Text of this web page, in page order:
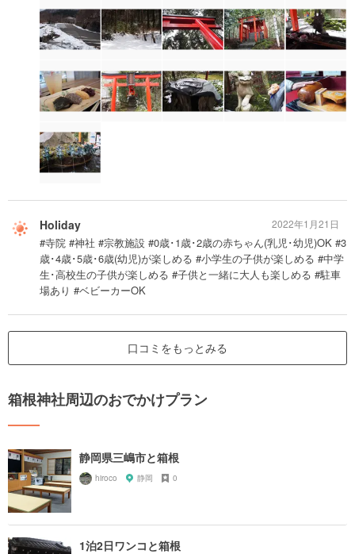
Holiday
#寺院 #神社 #宗教施設 #0歳･1歳･2歳の赤ちゃん(乳児･幼児)OK #3
歳･4歳･5歳･6歳(幼児)が楽しめる #小学生の子供が楽しめる #中学
生･高校生の子供が楽しめる #子供と一緒に大人も楽しめる #駐車
場あり #ベビーカーOK
2022年1月21日
口コミをもっとみる
箱根神社周辺のおでかけプラン
静岡県三嶋市と箱根
hiroco 静岡 0
1泊2日ワンコと箱根